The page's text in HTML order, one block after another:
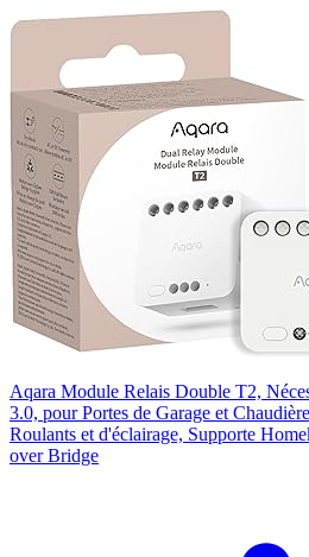
Aqara Module Relais Double T2,
3.0, pour Portes de Garage et
Roulants et d'éclairage, Supporte
over Bridge